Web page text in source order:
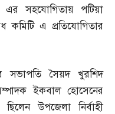
এর সহযোগিতায় পটিয়া
কমিটি এ প্রতিযোগিতার
সভাপতি সৈয়দ খুরশিদ
ইকবাল হোসেনের
উপজেলা নির্বাহী